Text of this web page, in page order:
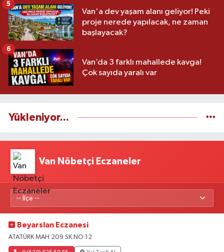
Van'a dev yaşam alanı geliyor! Peki
proje nerede yapılacak, ne zaman
başlayacak?
5
Van’da 3 farklı mahallede kavga!
Çok sayıda yaralı var
6
Yükleniyor...
Van Nöbetçi Eczaneler
Beyarslan Eczanesi
ATATÜRK MAH.209 SK.NO:12